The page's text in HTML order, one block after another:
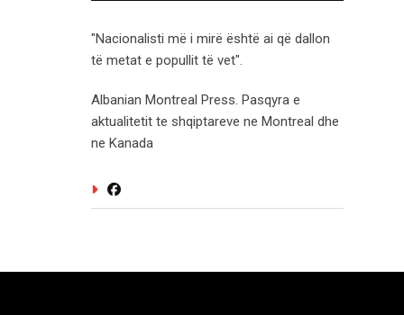
"Nacionalisti më i mirë është ai që dallon
të metat e popullit të vet".
Albanian Montreal Press. Pasqyra e
aktualitetit te shqiptareve ne Montreal dhe
ne Kanada